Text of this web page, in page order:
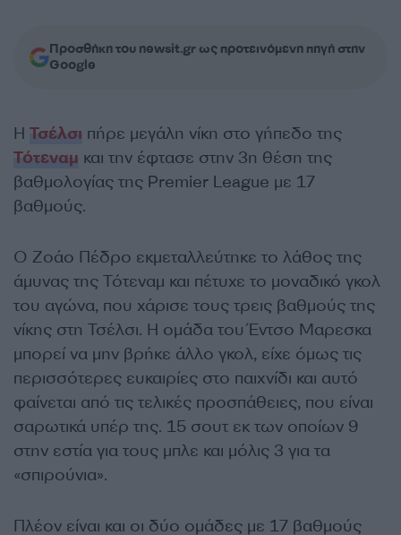
Προσθήκη του newsit.gr ως προτεινόμενη πηγή στην
Google
Η Τσέλσι πήρε μεγάλη νίκη στο γήπεδο της
Τότεναμ και την έφτασε στην 3η θέση της
βαθμολογίας της Premier League με 17
βαθμούς.
Ο Ζοάο Πέδρο εκμεταλλεύτηκε το λάθος της
άμυνας της Τότεναμ και πέτυχε το μοναδικό γκολ
του αγώνα, που χάρισε τους τρεις βαθμούς της
νίκης στη Τσέλσι. Η ομάδα του Έντσο Μαρεσκα
μπορεί να μην βρήκε άλλο γκολ, είχε όμως τις
περισσότερες ευκαιρίες στο παιχνίδι και αυτό
φαίνεται από τις τελικές προσπάθειες, που είναι
σαρωτικά υπέρ της. 15 σουτ εκ των οποίων 9
στην εστία για τους μπλε και μόλις 3 για τα
«σπιρούνια».
Πλέον είναι και οι δύο ομάδες με 17 βαθμούς